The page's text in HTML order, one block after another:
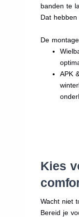
banden te
Dat hebben
De
APK
Kies
Wacht niet
Bereid je